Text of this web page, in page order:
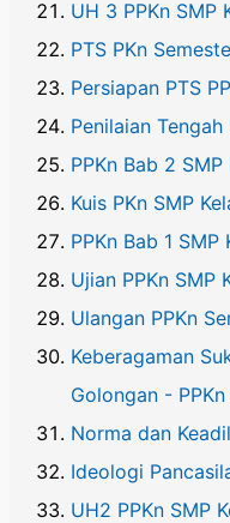
UH 3 PPKn SMP
PTS PKn
Persiapan PTS
Penilaian Tengah
PPKn Bab 2 SMP
Kuis PKn SMP
PPKn Bab 1 SMP
Ujian PPKn SMP
Ulangan PPKn
Keberagaman
Golongan - PPKn
Norma dan
Ideologi
UH2 PPKn SMP